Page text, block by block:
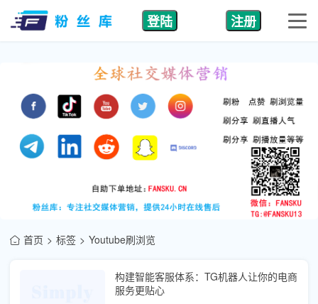
登陆 注册
首页 标签 Youtube刷浏览
构建智能客服体系：TG机器人让你的电商
服务更贴心